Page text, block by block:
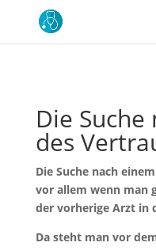
Die
des
Die Suche nach
vor allem wenn man
der vorherige Arzt in
Da steht man vor